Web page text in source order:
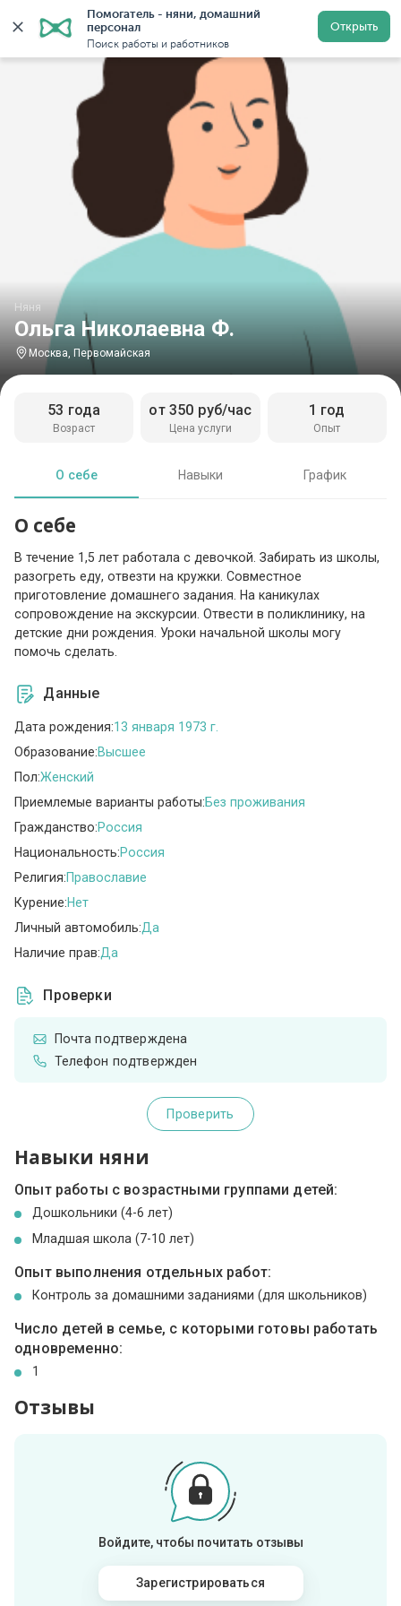
Помогатель - няни, домашний
персонал
Поиск работы и работников
Открыть
Главная Няни Няни в Москве Няни у метро
Ольга Николаевна Ф.
Няня
Москва, Первомайская
Возраст
53 года
Цена услуги
от 350 руб/час
Опыт
1 год
О себе Навыки График
О себе
В течение 1,5 лет работала с девочкой. Забирать из школы,
разогреть еду, отвезти на кружки. Совместное
приготовление домашнего задания. На каникулах
сопровождение на экскурсии. Отвести в поликлинику, на
детские дни рождения. Уроки начальной школы могу
помочь сделать.
Данные
Дата рождения:13 января 1973 г.
Образование:Высшее
Пол:Женский
Приемлемые варианты работы:Без проживания
Гражданство:Россия
Национальность:Россия
Религия:Православие
Курение:Нет
Личный автомобиль:Да
Наличие прав:Да
Проверки
Почта подтверждена
Телефон подтвержден
Проверить
Навыки няни
Опыт работы с возрастными группами детей:
Дошкольники (4-6 лет)
Младшая школа (7-10 лет)
Опыт выполнения отдельных работ:
Контроль за домашними заданиями (для школьников)
Число детей в семье, с которыми готовы работать
одновременно:
1
Отзывы
Войдите, чтобы почитать отзывы
Зарегистрироваться